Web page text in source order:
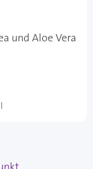
und Aloe Vera